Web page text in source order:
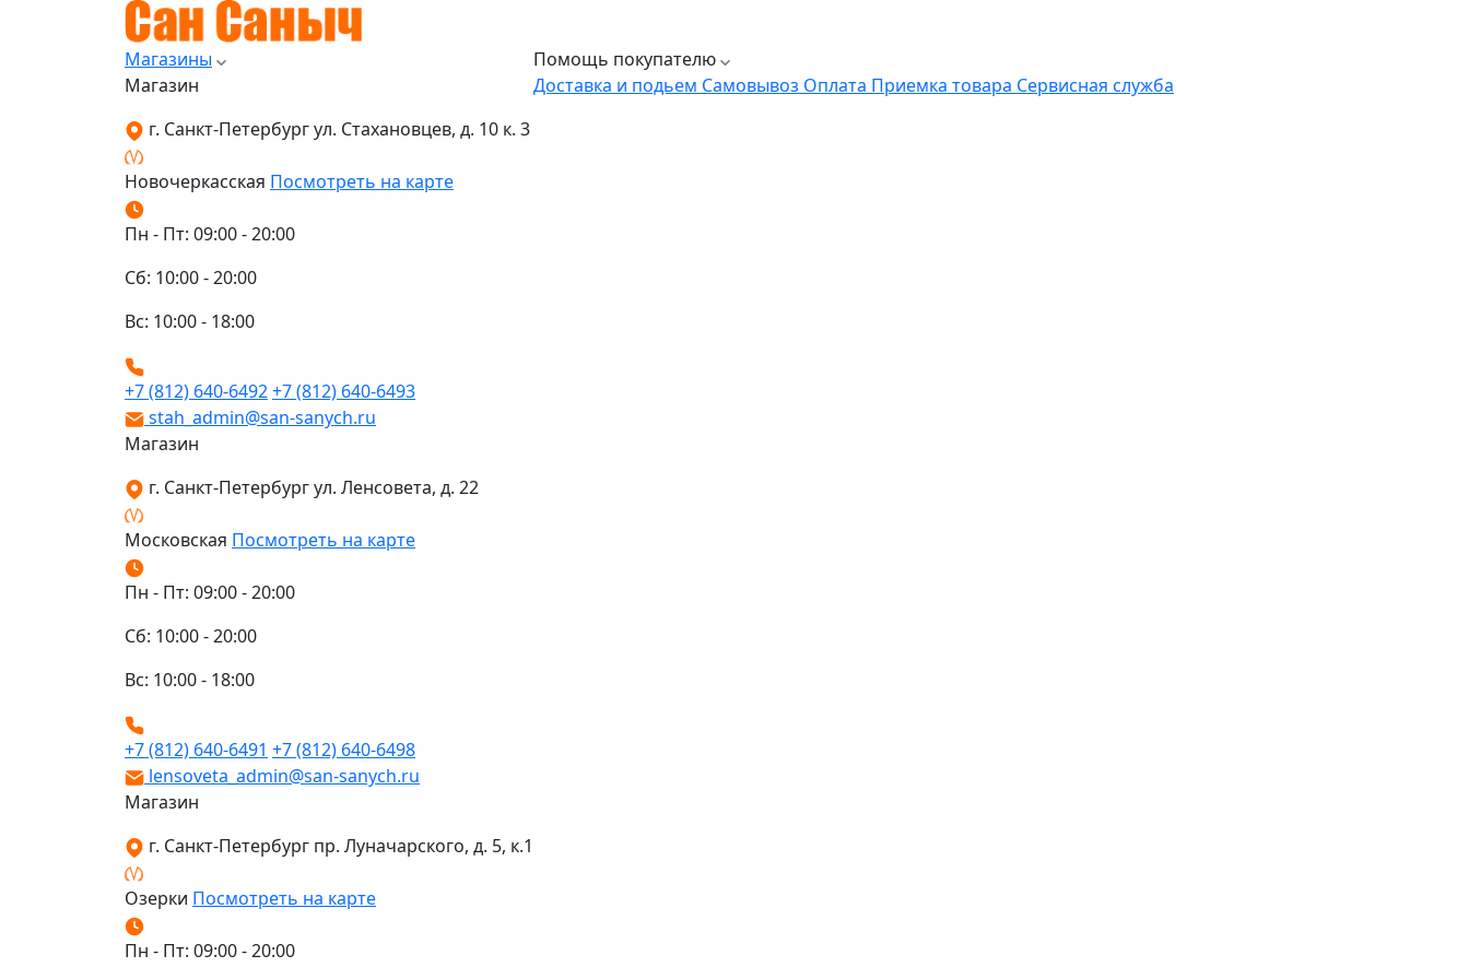
Магазины
Магазин
г. Санкт-Петербург ул. Стахановцев, д. 10 к. 3
Новочеркасская Посмотреть на карте
Пн - Пт: 09:00 - 20:00
Сб: 10:00 - 20:00
Вс: 10:00 - 18:00
+7 (812) 640-6492+7 (812) 640-6493
stah_admin@san-sanych.ru
Магазин
г. Санкт-Петербург ул. Ленсовета, д. 22
Московская Посмотреть на карте
Пн - Пт: 09:00 - 20:00
Сб: 10:00 - 20:00
Вс: 10:00 - 18:00
+7 (812) 640-6491 +7 (812) 640-6498
lensoveta_admin@san-sanych.ru
Магазин
г. Санкт-Петербург пр. Луначарского, д. 5, к.1
Озерки Посмотреть на карте
Пн - Пт: 09:00 - 20:00
Помощь покупателю
Доставка и подьем Самовывоз Оплата Приемка товара Сервисная служба